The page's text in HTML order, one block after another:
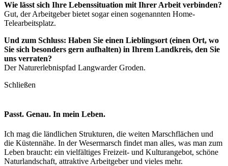
Wie lässt sich Ihre Lebenssituation mit Ihrer Arbeit verbinden?
Gut, der Arbeitgeber bietet sogar einen sogenannten Home-
Telearbeitsplatz.
Und zum Schluss: Haben Sie einen Lieblingsort (einen Ort, wo
Sie sich besonders gern aufhalten) in Ihrem Landkreis, den Sie
uns verraten?
Der Naturerlebnispfad Langwarder Groden.
Schließen
Passt. Genau. In mein Leben.
Ich mag die ländlichen Strukturen, die weiten Marschflächen und
die Küstennähe. In der Wesermarsch findet man alles, was man zum
Leben braucht: ein vielfältiges Freizeit- und Kulturangebot, schöne
Naturlandschaft, attraktive Arbeitgeber und vieles mehr.